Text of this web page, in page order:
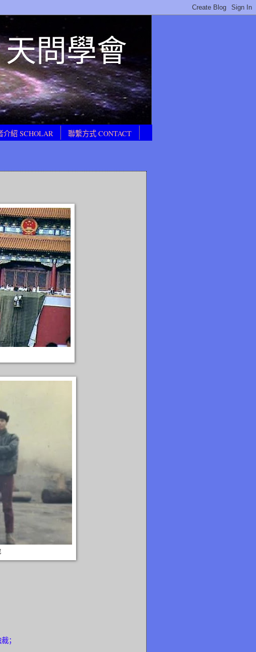
問學會
介紹 SCHOLAR 聯繫方式 CONTACT
；